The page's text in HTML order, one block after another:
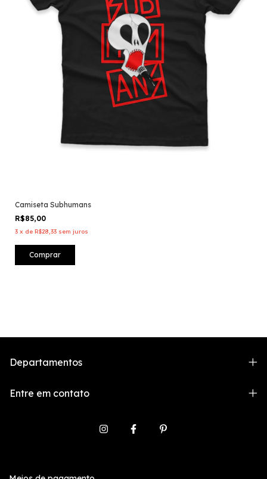
Camiseta Subhumans
R$85,00
3 x de R$28,33 sem juros
Comprar
Departamentos
Entre em contato